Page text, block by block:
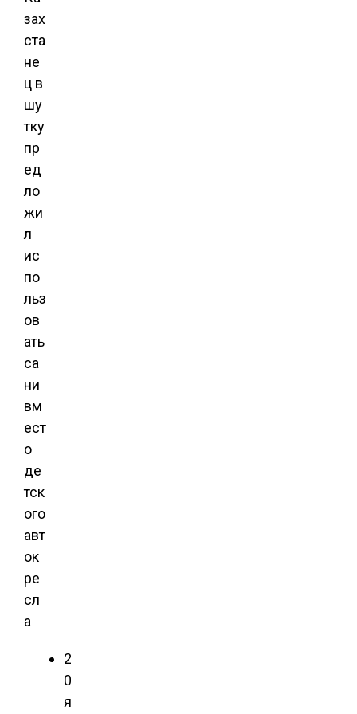
зах
ста
не
ц в
шу
тку
пр
ед
ло
жи
л
ис
по
льз
ов
ать
са
ни
вм
ест
о
де
тск
ого
авт
ок
ре
сл
а
2
0
я